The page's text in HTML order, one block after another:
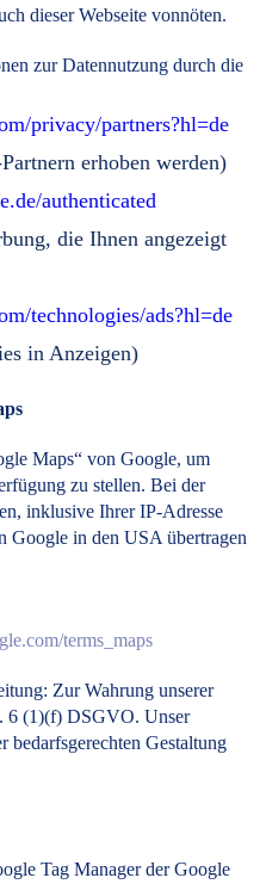
dieser Webseite vonnöten.
zur Datennutzung durch die
privacy/partners?hl=de
erhoben werden)
authenticated
die Ihnen angezeigt
technologies/ads?hl=de
in Anzeigen)
Maps“ von Google, um
zu stellen. Bei der
inklusive Ihrer IP-Adresse
Google in den USA übertragen
terms_maps
Zur Wahrung unserer
6 (1)(f) DSGVO. Unser
bedarfsgerechten Gestaltung
Tag Manager der Google